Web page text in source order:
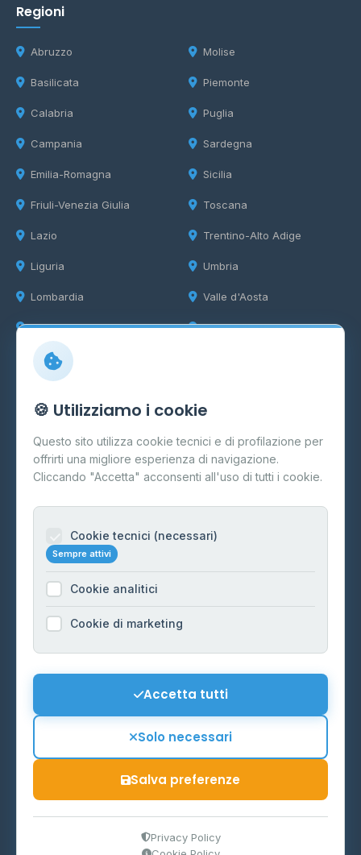
Regioni
Abruzzo
Basilicata
Calabria
Campania
Emilia-Romagna
Friuli-Venezia Giulia
Lazio
Liguria
Lombardia
Marche
Molise
Piemonte
Puglia
Sardegna
Sicilia
Toscana
Trentino-Alto Adige
Umbria
Valle d'Aosta
Veneto
Info
Cos'è il GPL
FAQ
Contatti
Informazioni legali
Cookie Policy
Preferenze Cookie
Mappa del sito
P.IVA 03859300364
🍪 Utilizziamo i cookie
Questo sito utilizza cookie tecnici e di profilazione per
offrirti una migliore esperienza di navigazione.
Cliccando "Accetta" acconsenti all'uso di tutti i cookie.
Cookie tecnici (necessari)
Sempre attivi
Cookie analitici
Cookie di marketing
Accetta tutti
Solo necessari
Salva preferenze
Privacy Policy